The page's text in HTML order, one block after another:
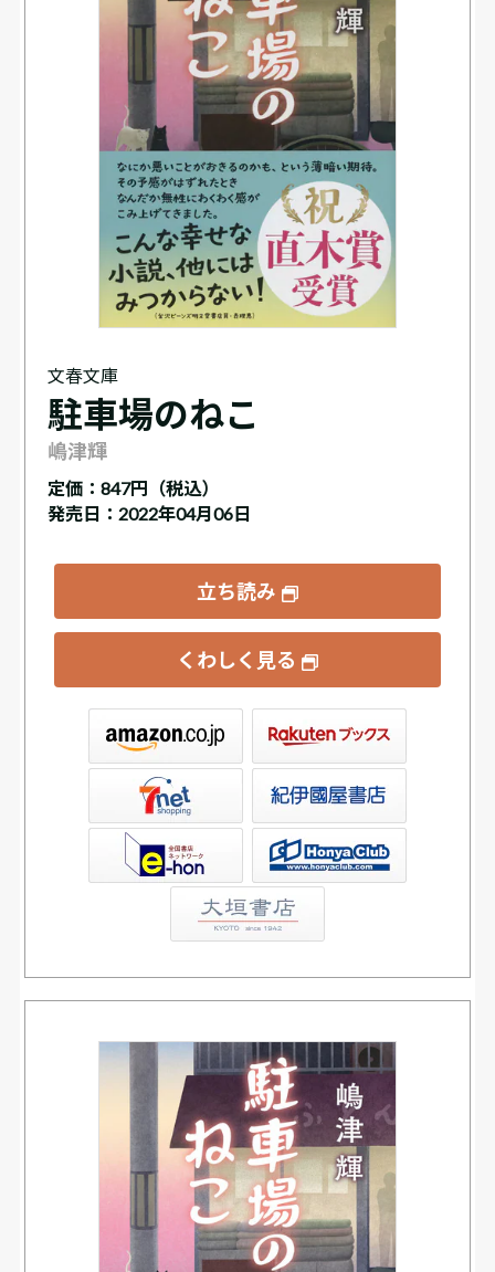
文春文庫
駐車場のねこ
嶋津輝
定価： 847円（税込）
発売日：2022年04月06日
立ち読み
くわしく見る
書店ウェブストア